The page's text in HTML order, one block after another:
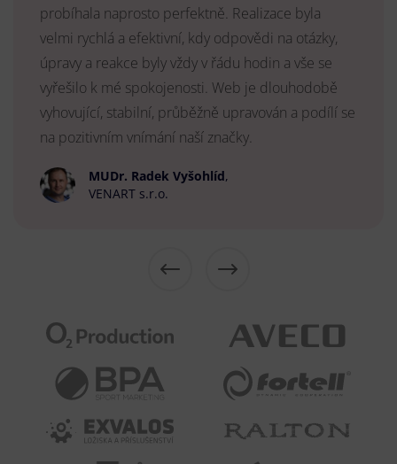
probíhala naprosto perfektně. Realizace byla
velmi rychlá a efektivní, kdy odpovědi na otázky,
úpravy a reakce byly vždy v řádu hodin a vše se
vyřešilo k mé spokojenosti. Web je dlouhodobě
vyhovující, stabilní, průběžně upravován a podílí se
na pozitivním vnímání naší značky.
MUDr. Radek Vyšohlíd,
VENART s.r.o.